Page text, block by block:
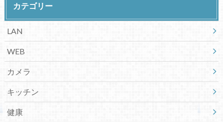
カテゴリー
LAN
WEB
カメラ
キッチン
健康